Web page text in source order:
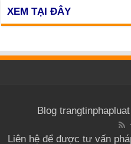
XEM TẠI ĐÂY
Blog
Liên hệ để được tư vấn